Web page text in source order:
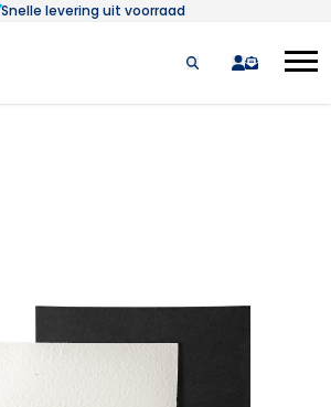
Snelle levering uit voorraad
quote